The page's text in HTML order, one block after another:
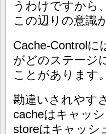
うわけですから
この辺りの意識
Cache-Control
がどのステージ
ことがあります。
勘違いされやす
cacheはキャッ
storeはキャッシ